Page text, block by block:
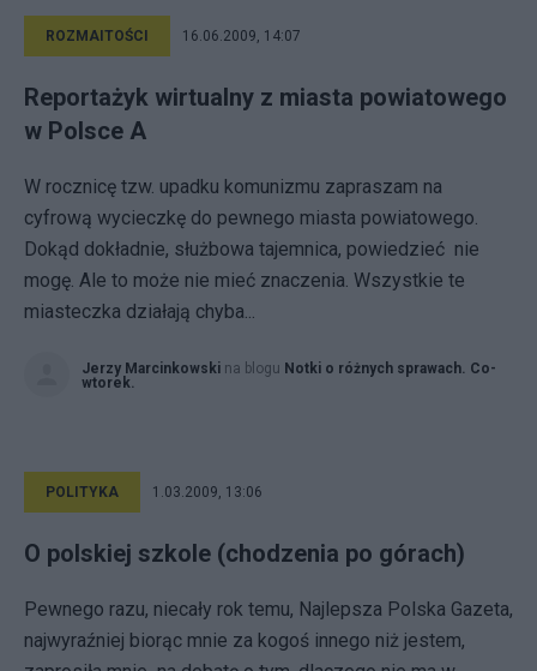
ROZMAITOŚCI 16.06.2009, 14:07
Reportażyk wirtualny z miasta powiatowego
w Polsce A
W rocznicę tzw. upadku komunizmu zapraszam na
cyfrową wycieczkę do pewnego miasta powiatowego.
Dokąd dokładnie, służbowa tajemnica, powiedzieć nie
mogę. Ale to może nie mieć znaczenia. Wszystkie te
miasteczka działają chyba...
Jerzy Marcinkowski na blogu Notki o różnych sprawach. Co-
wtorek.
POLITYKA 1.03.2009, 13:06
O polskiej szkole (chodzenia po górach)
Pewnego razu, niecały rok temu, Najlepsza Polska Gazeta,
najwyraźniej biorąc mnie za kogoś innego niż jestem,